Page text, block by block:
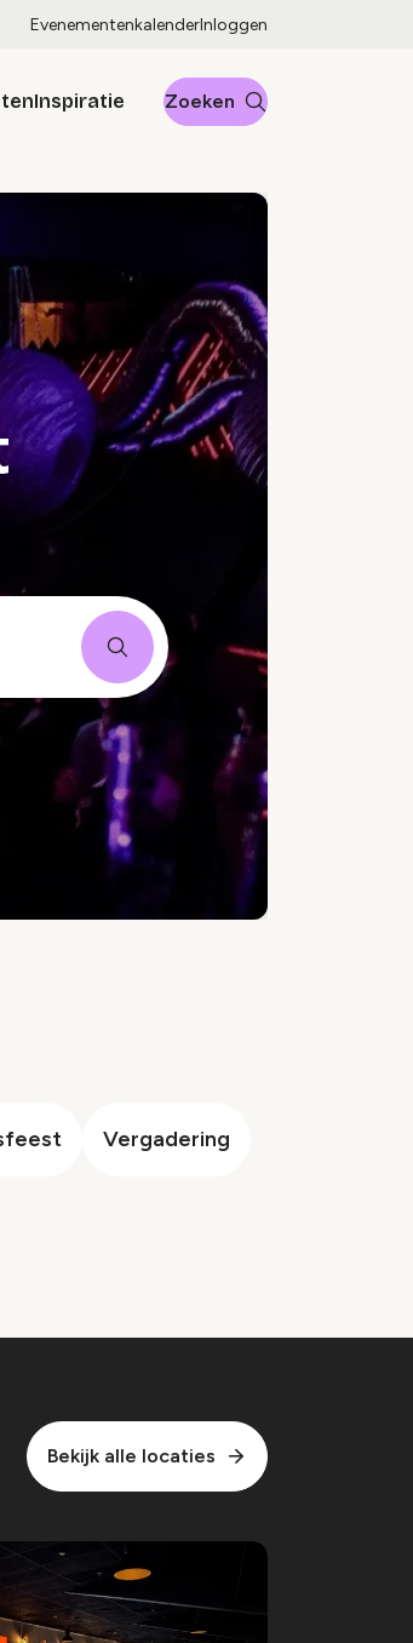
EvenementenkalenderInloggen
Inspiratie Zoeken
Vergadering
Bekijk alle locaties